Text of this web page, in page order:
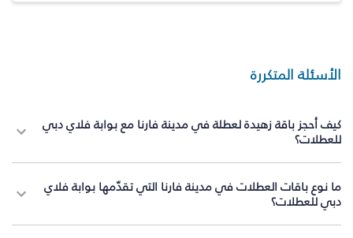
الأسئلة المتكررة
كيف أحجز باقة زهيدة لعطلة في مدينة فارنا مع بوابة فلاي دبي
للعطلات؟
ما نوع باقات العطلات في مدينة فارنا التي تقدّمها بوابة فلاي
دبي للعطلات؟